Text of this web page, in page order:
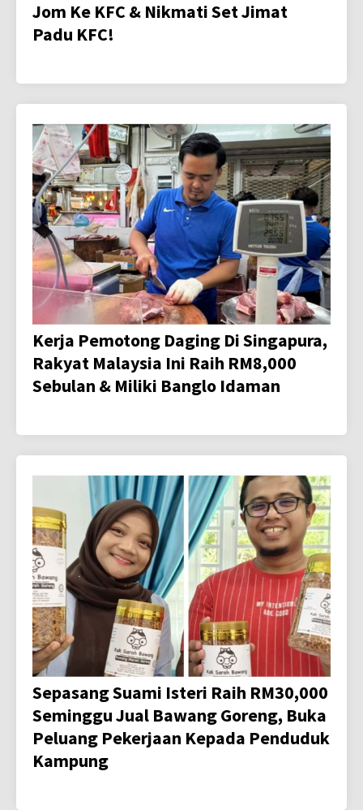
Jom Ke KFC & Nikmati Set Jimat
Padu KFC!
Kerja Pemotong Daging Di Singapura,
Rakyat Malaysia Ini Raih RM8,000
Sebulan & Miliki Banglo Idaman
Sepasang Suami Isteri Raih RM30,000
Seminggu Jual Bawang Goreng, Buka
Peluang Pekerjaan Kepada Penduduk
Kampung